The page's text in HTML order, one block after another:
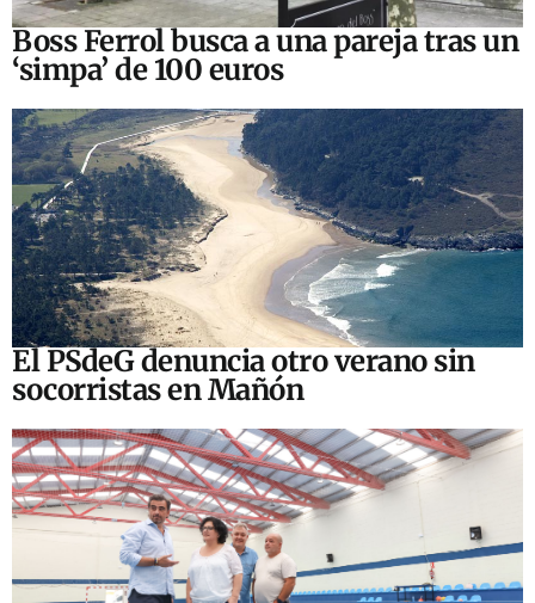
Boss Ferrol busca a una pareja tras un
‘simpa’ de 100 euros
El PSdeG denuncia otro verano sin
socorristas en Mañón